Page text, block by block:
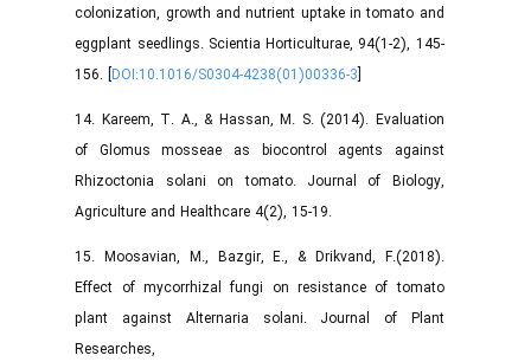
colonization, growth and nutrient uptake in tomato and
eggplant seedlings. Scientia Horticulturae, 94(1-2), 145-
156. [DOI:10.1016/S0304-4238(01)00336-3
14. Kareem, T. A., & Hassan, M. S. (2014). Evaluation
of Glomus mosseae as biocontrol agents against
Rhizoctonia solani on tomato. Journal of Biology,
Agriculture and Healthcare 4(2), 15-19.
15. Moosavian, M., Bazgir, E., & Drikvand, F.(2018).
Effect of mycorrhizal fungi on resistance of tomato
plant against Alternaria solani. Journal of Plant
Researches,